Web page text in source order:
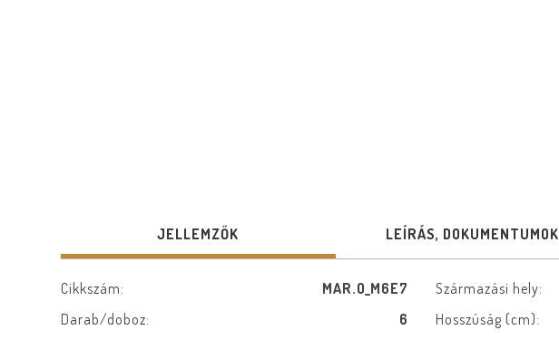
JELLEMZŐK LEÍRÁS, DOKUMENTUMOK
Cikkszám: MAR.O_M6E7 Származási hely:
Darab/doboz:
6 Hosszúság (cm):